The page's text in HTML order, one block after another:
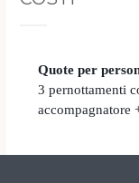
Quote per
3 pernottamenti
accompagnatore